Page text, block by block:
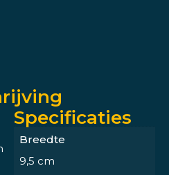
Specificaties
Breedte
9,5 cm